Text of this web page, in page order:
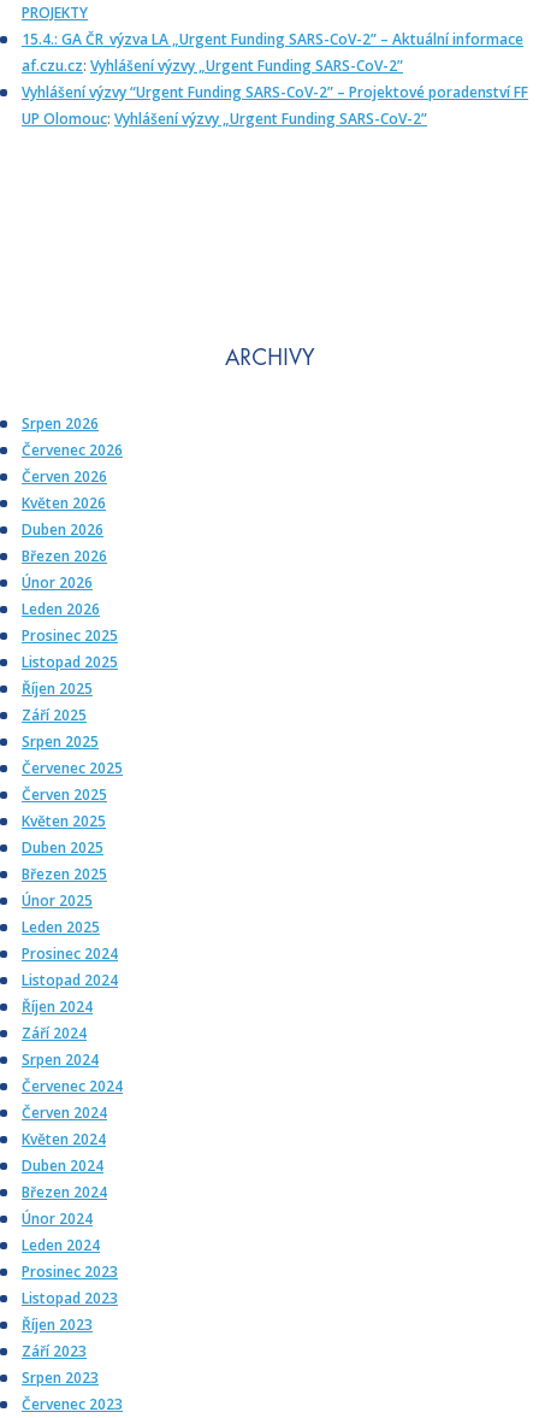
PROJEKTY
15.4.: GA ČR_výzva LA „Urgent Funding SARS-CoV-2” – Aktuální informace
af.czu.cz: Vyhlášení výzvy „Urgent Funding SARS-CoV-2”
Vyhlášení výzvy “Urgent Funding SARS-CoV-2” – Projektové poradenství FF
UP Olomouc: Vyhlášení výzvy „Urgent Funding SARS-CoV-2”
ARCHIVY
Srpen 2026
Červenec 2026
Červen 2026
Květen 2026
Duben 2026
Březen 2026
Únor 2026
Leden 2026
Prosinec 2025
Listopad 2025
Říjen 2025
Září 2025
Srpen 2025
Červenec 2025
Červen 2025
Květen 2025
Duben 2025
Březen 2025
Únor 2025
Leden 2025
Prosinec 2024
Listopad 2024
Říjen 2024
Září 2024
Srpen 2024
Červenec 2024
Červen 2024
Květen 2024
Duben 2024
Březen 2024
Únor 2024
Leden 2024
Prosinec 2023
Listopad 2023
Říjen 2023
Září 2023
Srpen 2023
Červenec 2023